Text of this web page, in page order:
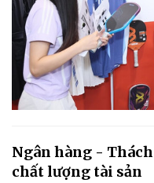
Ngân hàng -
chất lượng tài sản